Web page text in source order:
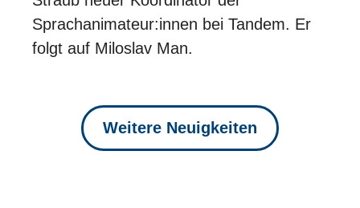
Sprachanimateur:innen bei Tandem. Er
folgt auf Miloslav Man.
Weitere Neuigkeiten